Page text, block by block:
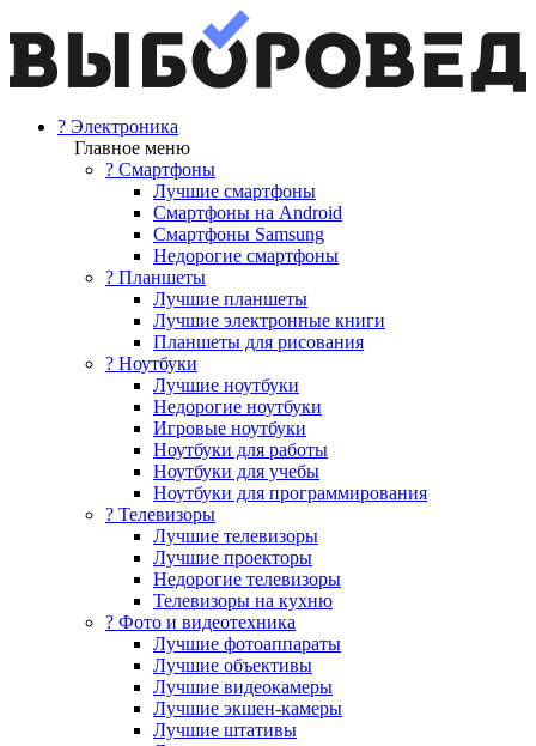
? Электроника
Главное меню
? Смартфоны
Лучшие смартфоны
Смартфоны на Android
Смартфоны Samsung
Недорогие смартфоны
? Планшеты
Лучшие планшеты
Лучшие электронные книги
Планшеты для рисования
? Ноутбуки
Лучшие ноутбуки
Недорогие ноутбуки
Игровые ноутбуки
Ноутбуки для работы
Ноутбуки для учебы
Ноутбуки для программирования
? Телевизоры
Лучшие телевизоры
Лучшие проекторы
Недорогие телевизоры
Телевизоры на кухню
? Фото и видеотехника
Лучшие фотоаппараты
Лучшие объективы
Лучшие видеокамеры
Лучшие экшен-камеры
Лучшие штативы